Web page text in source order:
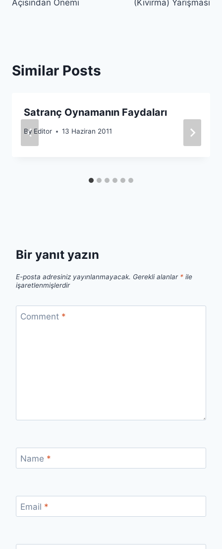
Açısından Önemi (Kıvırma) Yarışması
Similar Posts
Satranç Oynamanın Faydaları
By Editor 13 Haziran 2011
Bir yanıt yazın
E-posta adresiniz yayınlanmayacak. Gerekli alanlar * ile
işaretlenmişlerdir
Comment *
Name *
Email *